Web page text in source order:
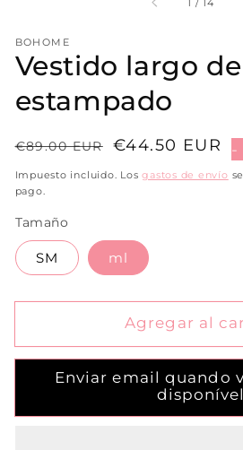
BOHOME
Vestido largo
estampado
Precio
habitual
€89.00 EUR
Precio
de
venta
€44.50 EUR -
Impuesto incluido. Losgastos de envío
pago.
Tamaño
SM ml
Agregar al
Enviar email quando
disponível